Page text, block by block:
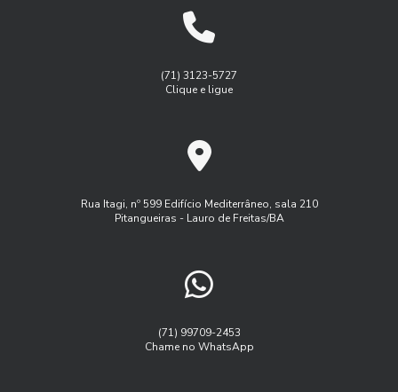
(71) 3123-5727
Clique e ligue
Rua Itagi, nº 599 Edifício Mediterrâneo, sala 210
Pitangueiras - Lauro de Freitas/BA
(71) 99709-2453
Chame no WhatsApp